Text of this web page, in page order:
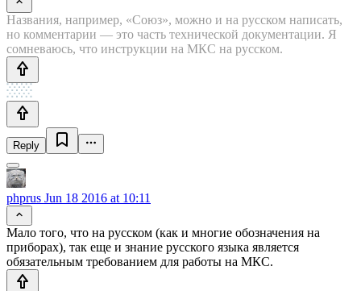
Названия, например, «Союз», можно и на русском написать,
но комментарии — это часть технической документации. Я
сомневаюсь, что инструкции на МКС на русском.
Reply
phprus Jun 18 2016 at 10:11
Мало того, что на русском (как и многие обозначения на
приборах), так еще и знание русского языка является
обязательным требованием для работы на МКС.